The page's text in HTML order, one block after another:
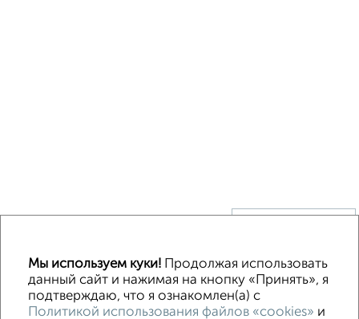
Без посредников В деревне Каркасный
Деревянный
Готовый дом Под ключ Загородный
Мы используем куки!Продолжая использовать
данный сайт и нажимая на кнопку «Принять», я
подтверждаю, что я ознакомлен(а) с
Политикой использования файлов «cookies» и